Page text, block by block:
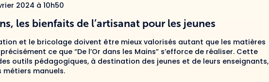
2024 à 10h50
les bienfaits de l’artisanat pour les jeunes
et le bricolage doivent être mieux valorisés autant que les matières
ce que “De l’Or dans les Mains” s’efforce de réaliser. Cette
outils pédagogiques, à destination des jeunes et de leurs enseignants,
manuels.